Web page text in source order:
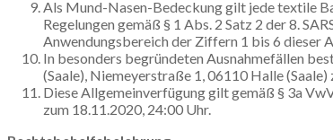
Als Mund-Nasen-Bedeckung gilt jede textile
Regelungen gemäß § 1 Abs. 2 Satz 2 der 8.
Anwendungsbereich der Ziffern 1 bis 6 dieser
In besonders begründeten Ausnahmefällen
(Saale), Niemeyerstraße 1, 06110 Halle
Diese Allgemeinverfügung gilt gemäß § 3a
zum 18.11.2020, 24:00 Uhr.